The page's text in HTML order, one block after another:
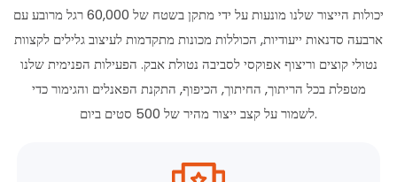
יכולות הייצור שלנו מונעות על ידי מתקן בשטח של 60,000 רגל מרובע עם
ארבעה סדנאות ייעודיות, הכוללות מכונות מתקדמות לעיצוב גלילים לקצוות
נטולי קוצים וריצוף אפוקסי לסביבה נטולת אבק. הפעילות הפנימית שלנו
מטפלת בכל הריתוך, החיתוך, הכיפוף, התקנת הפאנלים והגימור כדי
לשמור על קצב ייצור מהיר של 500 סטים ביום.